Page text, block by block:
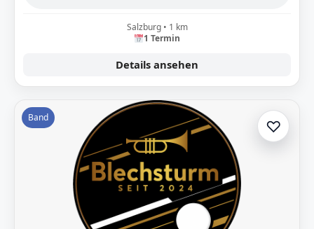
Salzburg • 1 km
1 Termin
Details ansehen
Band ♡Zur